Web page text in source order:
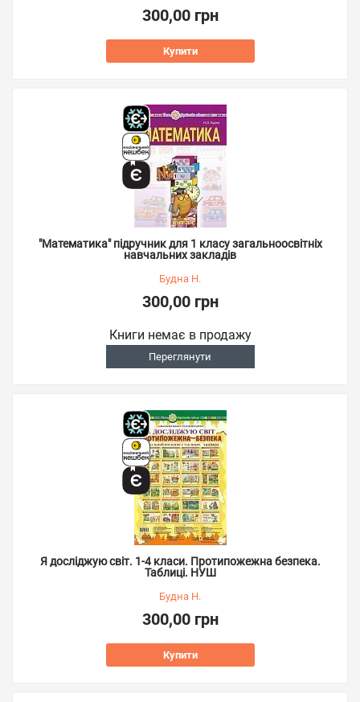
300,00 грн
Купити
"Математика" підручник для 1 класу загальноосвітніх
навчальних закладів
Будна Н.
300,00 грн
Книги немає в продажу
Переглянути
Я досліджую світ. 1-4 класи. Протипожежна безпека.
Таблиці. НУШ
Будна Н.
300,00 грн
Купити